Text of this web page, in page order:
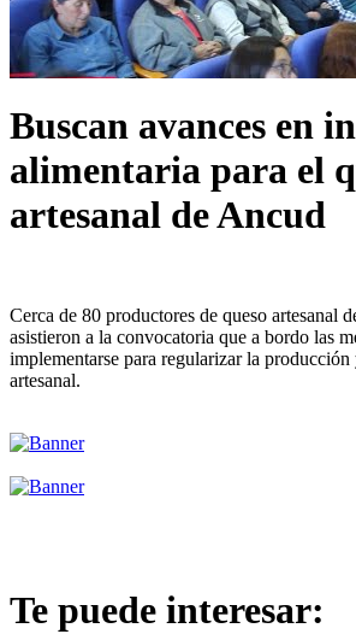
Buscan avances en
alimentaria para el
artesanal de Ancud
Cerca de 80 productores de queso artesanal
asistieron a la convocatoria que a bordo las
implementarse para regularizar la producción
artesanal.
Te puede interesar: